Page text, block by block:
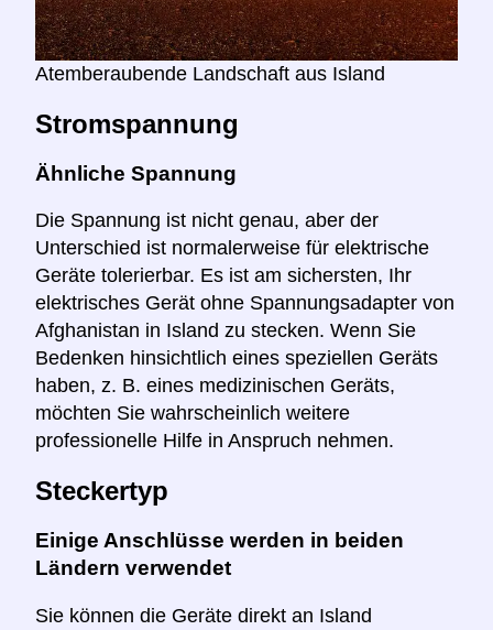
Atemberaubende Landschaft aus Island
Stromspannung
Ähnliche Spannung
Die Spannung ist nicht genau, aber der
Unterschied ist normalerweise für elektrische
Geräte tolerierbar. Es ist am sichersten, Ihr
elektrisches Gerät ohne Spannungsadapter von
Afghanistan in Island zu stecken. Wenn Sie
Bedenken hinsichtlich eines speziellen Geräts
haben, z. B. eines medizinischen Geräts,
möchten Sie wahrscheinlich weitere
professionelle Hilfe in Anspruch nehmen.
Steckertyp
Einige Anschlüsse werden in beiden
Ländern verwendet
Sie können die Geräte direkt an Island